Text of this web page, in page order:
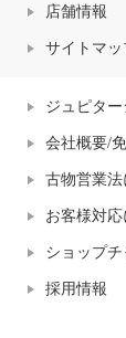
店舗情報
サイトマッ
ジュピタ
会社概要/
古物営業
お客様対
ショップ
採用情報